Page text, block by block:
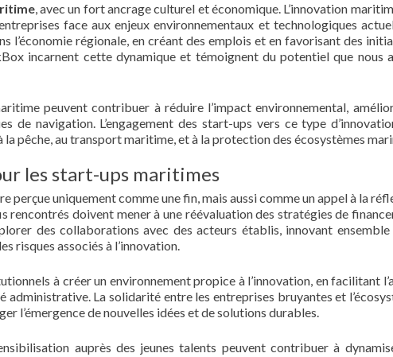
, avec un fort ancrage culturel et économique. L’innovation
face aux enjeux environnementaux et technologiques
l’économie régionale, en créant des emplois et en favorisant des
incarnent cette dynamique et témoignent du potentiel que nous
peuvent contribuer à réduire l’impact environnemental,
de navigation. L’engagement des start-ups vers ce type
pêche, au transport maritime, et à la protection des écosystèmes
les start-ups maritimes
perçue uniquement comme une fin, mais aussi comme un appel à la
rencontrés doivent mener à une réévaluation des stratégies de
des collaborations avec des acteurs établis, innovant
risques associés à l’innovation.
à créer un environnement propice à l’innovation, en facilitant
administrative. La solidarité entre les entreprises bruyantes et
l’émergence de nouvelles idées et de solutions durables.
auprès des jeunes talents peuvent contribuer à